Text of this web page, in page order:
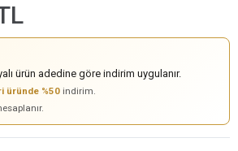
ürün adedine göre indirim uygulanır.
üründe %50 indirim.